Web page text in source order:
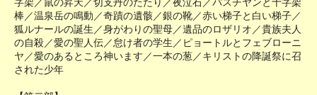
字架／鼠の昇天／切支丹のたたり／夜泣石／バスチヤンと十字架
棒／温泉岳の鳴動／奇蹟の遺骸／銀の靴／赤い梯子と白い梯子／
狐ルナールの誕生／身がわりの聖母／遺品のロザリオ／貴族夫人
の自殺／愛の聖人伝／怠け者の学生／ピョートルとフェブローニ
ヤ／愛のあるところ神います／一本の葱／キリストの降誕祭に召
された少年